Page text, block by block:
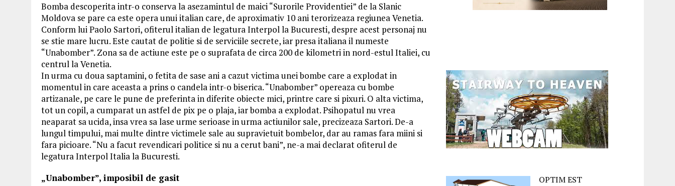
Bomba descoperita intr-o conserva la asezamintul de maici “Surorile Providentiei” de la Slanic
Moldova se pare ca este opera unui italian care, de aproximativ 10 ani terorizeaza regiunea Venetia.
Conform lui Paolo Sartori, ofiterul italian de legatura Interpol la Bucuresti, despre acest personaj nu
se stie mare lucru. Este cautat de politie si de serviciile secrete, iar presa italiana il numeste
“Unabomber”. Zona sa de actiune este pe o suprafata de circa 200 de kilometri in nord-estul Italiei, cu
centrul la Venetia.
In urma cu doua saptamini, o fetita de sase ani a cazut victima unei bombe care a explodat in
momentul in care aceasta a prins o candela intr-o biserica. “Unabomber” opereaza cu bombe
artizanale, pe care le pune de preferinta in diferite obiecte mici, printre care si pixuri. O alta victima,
tot un copil, a cumparat un astfel de pix pe o plaja, iar bomba a explodat. Psihopatul nu vrea
neaparat sa ucida, insa vrea sa lase urme serioase in urma actiunilor sale, precizeaza Sartori. De-a
lungul timpului, mai multe dintre victimele sale au supravietuit bombelor, dar au ramas fara miini si
fara picioare. “Nu a facut revendicari politice si nu a cerut bani”, ne-a mai declarat ofiterul de
legatura Interpol Italia la Bucuresti.
„Unabomber”, imposibil de gasit
OPTIM EST